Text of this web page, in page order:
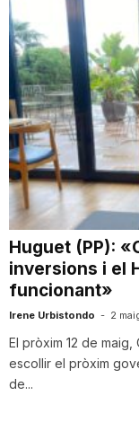
Huguet (PP):
inversions i el
funcionant»
Irene Urbistondo - 2
El pròxim 12 de
escollir el pròxim
de...